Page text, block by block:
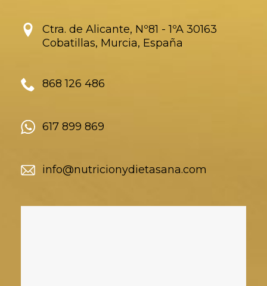
Ctra. de Alicante, Nº81 - 1ºA 30163
Cobatillas, Murcia, España
868 126 486
617 899 869
info@nutricionydietasana.com